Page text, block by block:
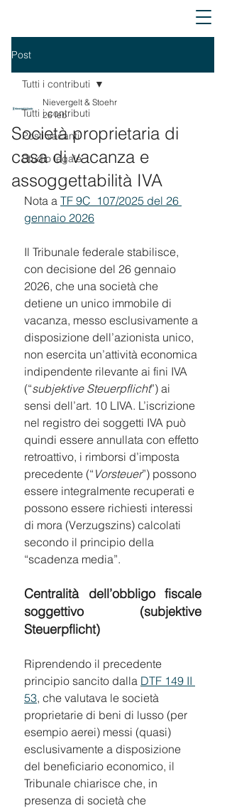
Post
Tutti i contributi
Posti vacanti
Studio legale
Tutti i contributi
Società proprietaria di
casa di vacanza e
assoggettabilità IVA
Nievergelt & Stoehr
26 feb
Nota a TF 9C_107/2025 del 26
gennaio 2026
Il Tribunale federale stabilisce,
con decisione del 26 gennaio
2026, che una società che
detiene un unico immobile di
vacanza, messo esclusivamente a
disposizione dell’azionista unico,
non esercita un’attività economica
indipendente rilevante ai fini IVA
(“subjektive Steuerpflicht”) ai
sensi dell’art. 10 LIVA. L’iscrizione
nel registro dei soggetti IVA può
quindi essere annullata con effetto
retroattivo, i rimborsi d’imposta
precedente (“ Vorsteuer”) possono
essere integralmente recuperati e
possono essere richiesti interessi
di mora (Verzugszins) calcolati
secondo il principio della
“scadenza media”.
Centralità dell’obbligo fiscale
soggettivo (subjektive
Steuerpflicht)
Riprendendo il precedente
principio sancito dalla DTF 149 II
53, che valutava le società
proprietarie di beni di lusso (per
esempio aerei) messi (quasi)
esclusivamente a disposizione
del beneficiario economico, il
Tribunale chiarisce che, in
presenza di società che